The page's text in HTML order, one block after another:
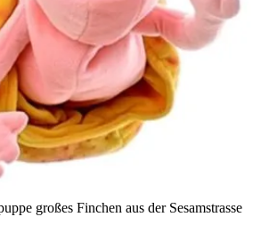
großes Finchen aus der Sesamstrasse